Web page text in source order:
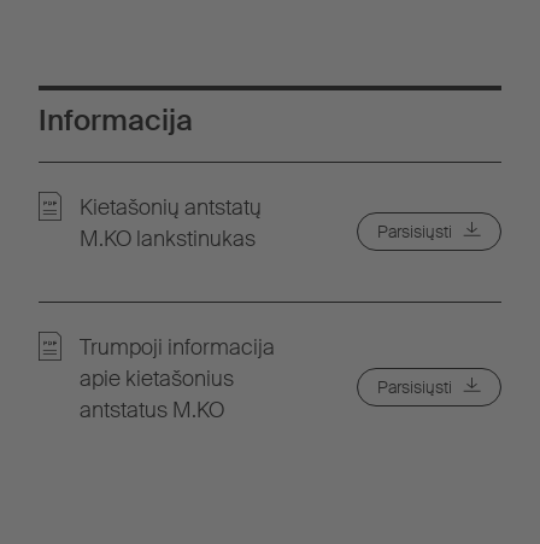
Informacija
Kietašonių antstatų
M.KO lankstinukas
Parsisiųsti
Trumpoji informacija
apie kietašonius
antstatus M.KO
Parsisiųsti